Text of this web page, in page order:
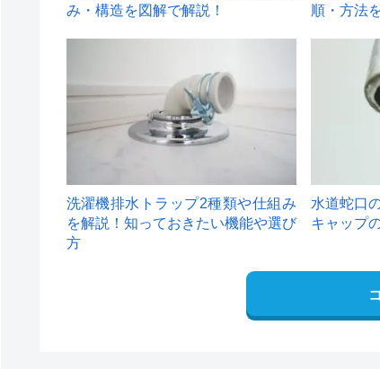
み・構造を図解で解説！
順・方法
洗濯機排水トラップ2種類や仕組み
を解説！知っておきたい機能や選び
方
水道蛇口
キャップ